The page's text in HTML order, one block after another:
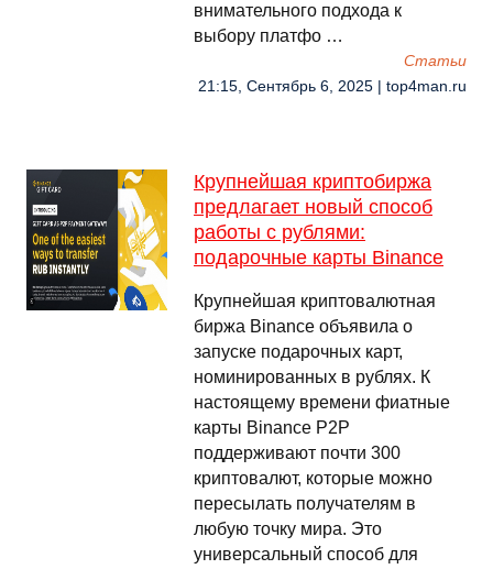
внимательного подхода к
выбору платфо …
Cтатьи
21:15, Сентябрь 6, 2025 | top4man.ru
Крупнейшая криптобиржа
предлагает новый способ
работы с рублями:
подарочные карты Binance
Крупнейшая криптовалютная
биржа Binance объявила о
запуске подарочных карт,
номинированных в рублях. К
настоящему времени фиатные
карты Binance P2P
поддерживают почти 300
криптовалют, которые можно
пересылать получателям в
любую точку мира. Это
универсальный способ для